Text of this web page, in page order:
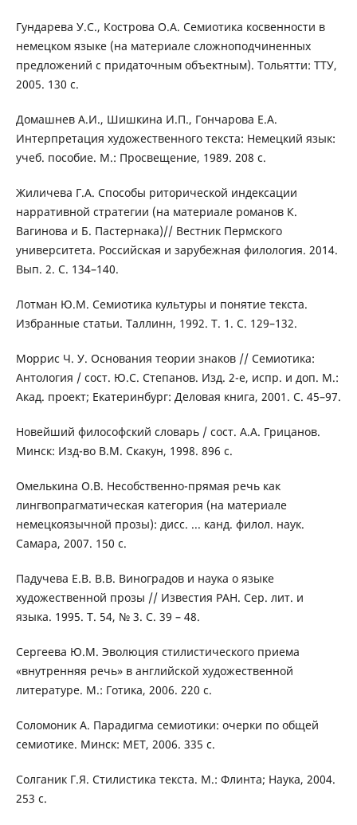
Гундарева У.С., Кострова О.А. Семиотика косвенности в
немецком языке (на материале сложноподчиненных
предложений с придаточным объектным). Тольятти: ТТУ,
2005. 130 c.
Домашнев А.И., Шишкина И.П., Гончарова Е.А.
Интерпретация художественного текста: Немецкий язык:
учеб. пособие. М.: Просвещение, 1989. 208 с.
Жиличева Г.А. Способы риторической индексации
нарративной стратегии (на материале романов К.
Вагинова и Б. Пастернака)// Вестник Пермского
университета. Российская и зарубежная филология. 2014.
Вып. 2. С. 134–140.
Лотман Ю.М. Семиотика культуры и понятие текста.
Избранные статьи. Таллинн, 1992. Т. 1. С. 129–132.
Моррис Ч. У. Основания теории знаков // Семиотика:
Антология / сост. Ю.С. Степанов. Изд. 2-е, испр. и доп. М.:
Акад. проект; Екатеринбург: Деловая книга, 2001. С. 45–97.
Новейший философский словарь / сост. А.А. Грицанов.
Минск: Изд-во В.М. Скакун, 1998. 896 с.
Омелькина О.В. Несобственно-прямая речь как
лингвопрагматическая категория (на материале
немецкоязычной прозы): дисс. ... канд. филол. наук.
Самара, 2007. 150 с.
Падучева Е.В. В.В. Виноградов и наука о языке
художественной прозы // Известия РАН. Сер. лит. и
языка. 1995. Т. 54, № 3. С. 39 – 48.
Сергеева Ю.М. Эволюция стилистического приема
«внутренняя речь» в английской художественной
литературе. М.: Готика, 2006. 220 с.
Соломоник А. Парадигма семиотики: очерки по общей
семиотике. Минск: МЕТ, 2006. 335 с.
Солганик Г.Я. Стилистика текста. М.: Флинта; Наука, 2004.
253 с.